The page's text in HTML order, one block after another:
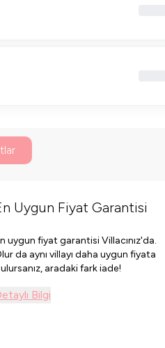
Uygun Fiyat Garantisi
uygun fiyat garantisi Villacınız'da.
da aynı villayı daha uygun fiyata
aradaki fark iade!
Bilgi